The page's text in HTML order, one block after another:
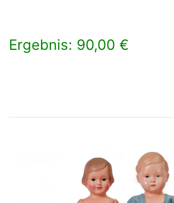
Ergebnis: 90,00 €